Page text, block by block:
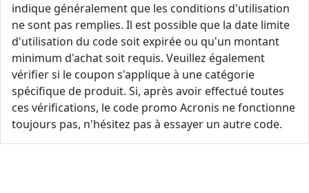
indique généralement que les conditions d'utilisation
ne sont pas remplies. Il est possible que la date limite
d'utilisation du code soit expirée ou qu'un montant
minimum d'achat soit requis. Veuillez également
vérifier si le coupon s'applique à une catégorie
spécifique de produit. Si, après avoir effectué toutes
ces vérifications, le code promo Acronis ne fonctionne
toujours pas, n'hésitez pas à essayer un autre code.